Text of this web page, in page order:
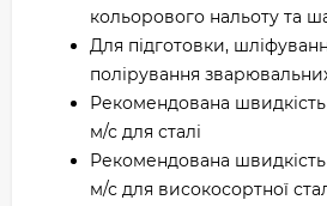
кольорового нальоту та
Для підготовки,
полірування
Рекомендована
м/с для сталі
Рекомендована швидкість
м/с для високосортної